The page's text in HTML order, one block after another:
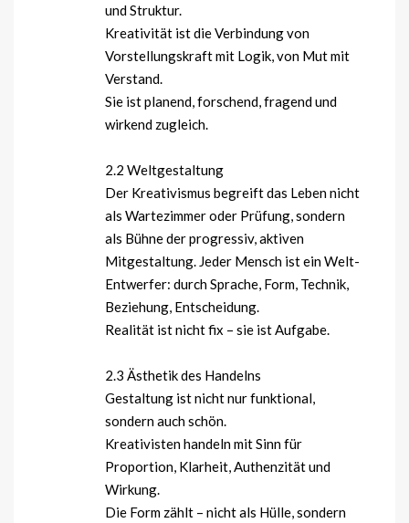
und Struktur.
Kreativität ist die Verbindung von
Vorstellungskraft mit Logik, von Mut mit
Verstand.
Sie ist planend, forschend, fragend und
wirkend zugleich.
2.2 Weltgestaltung
Der Kreativismus begreift das Leben nicht
als Wartezimmer oder Prüfung, sondern
als Bühne der progressiv, aktiven
Mitgestaltung. Jeder Mensch ist ein Welt-
Entwerfer: durch Sprache, Form, Technik,
Beziehung, Entscheidung.
Realität ist nicht fix – sie ist Aufgabe.
2.3 Ästhetik des Handelns
Gestaltung ist nicht nur funktional,
sondern auch schön.
Kreativisten handeln mit Sinn für
Proportion, Klarheit, Authenzität und
Wirkung.
Die Form zählt – nicht als Hülle, sondern